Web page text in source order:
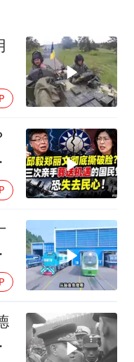
灾或由烟头引起
告全体市民书》
戏短剧已下架
从来没有“独立”过
棘2026》名单
人民的健康、体质、幸福一脉相承